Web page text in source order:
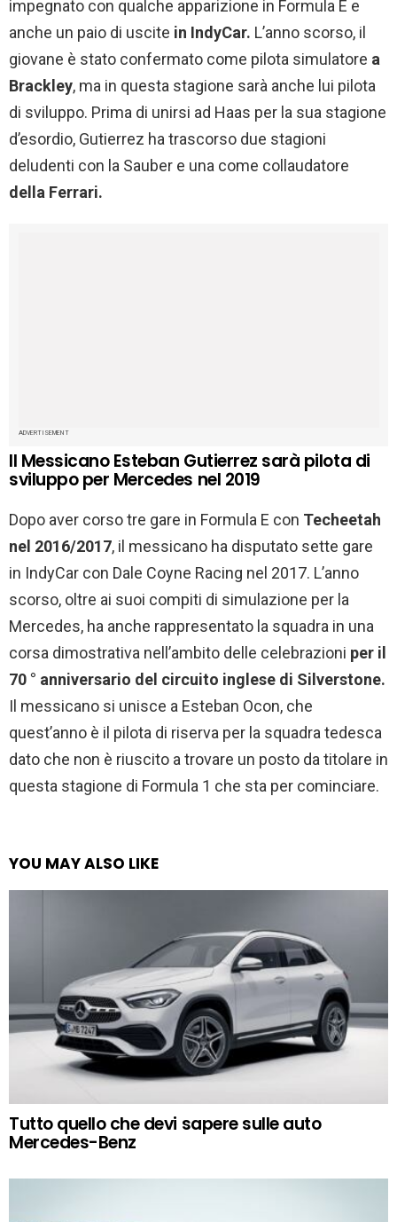
impegnato con qualche apparizione in Formula E e
anche un paio di uscite in IndyCar. L’anno scorso, il
giovane è stato confermato come pilota simulatore a
Brackley, ma in questa stagione sarà anche lui pilota
di sviluppo. Prima di unirsi ad Haas per la sua stagione
d’esordio, Gutierrez ha trascorso due stagioni
deludenti con la Sauber e una come collaudatore
della Ferrari.
ADVERTISEMENT
Il Messicano Esteban Gutierrez sarà pilota di
sviluppo per Mercedes nel 2019
Dopo aver corso tre gare in Formula E con Techeetah
nel 2016/2017, il messicano ha disputato sette gare
in IndyCar con Dale Coyne Racing nel 2017. L’anno
scorso, oltre ai suoi compiti di simulazione per la
Mercedes, ha anche rappresentato la squadra in una
corsa dimostrativa nell’ambito delle celebrazioni per il
70 ° anniversario del circuito inglese di Silverstone.
Il messicano si unisce a Esteban Ocon, che
quest’anno è il pilota di riserva per la squadra tedesca
dato che non è riuscito a trovare un posto da titolare in
questa stagione di Formula 1 che sta per cominciare.
YOU MAY ALSO LIKE
Tutto quello che devi sapere sulle auto
Mercedes-Benz